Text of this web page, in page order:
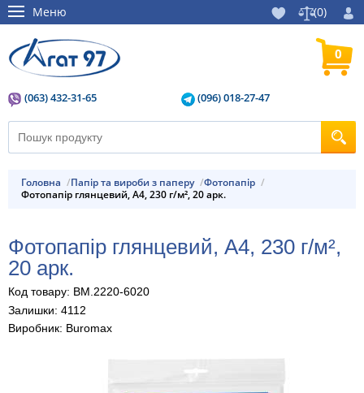
Меню (0)
(063) 432-31-65 (096) 018-27-47
0
Головна Папір та вироби з паперу
фотопапір
Фотопапір глянцевий, А4, 230 г/м², 20 арк.
Фотопапір глянцевий, А4, 230 г/м²,
20 арк.
Код товару: BM.2220-6020
Залишки: 4112
Виробник: Buromax